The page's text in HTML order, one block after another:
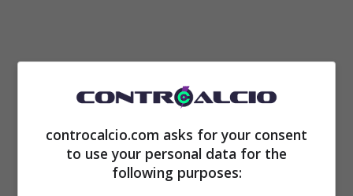
Ecco cosa è contestato adAllegri
protagonista di questa lite con l’arbitro
, subito dopo il fischio finale del match
pareggiato 1-1 contro il Genoa. All’inizio, con
tono pacato il tecnico bianconero s’era
controcalcio.com asks for your consent
to use your personal data for the
following purposes: